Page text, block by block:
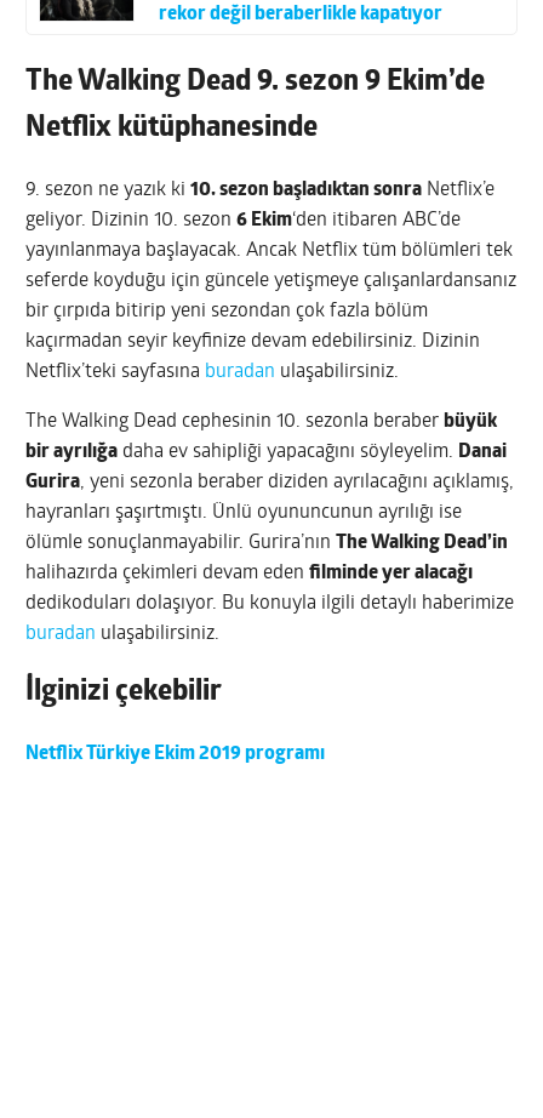
rekor değil beraberlikle kapatıyor
The Walking Dead 9. sezon 9 Ekim’de
Netflix kütüphanesinde
9. sezon ne yazık ki10. sezon başladıktan sonra Netflix’e
geliyor. Dizinin 10. sezon6 Ekim‘den itibaren ABC’de
yayınlanmaya başlayacak. Ancak Netflix tüm bölümleri tek
seferde koyduğu için güncele yetişmeye çalışanlardansanız
bir çırpıda bitirip yeni sezondan çok fazla bölüm
kaçırmadan seyir keyfinize devam edebilirsiniz. Dizinin
Netflix’teki sayfasına buradan ulaşabilirsiniz.
The Walking Dead cephesinin 10. sezonla beraber büyük
bir ayrılığa daha ev sahipliği yapacağını söyleyelim. Danai
Gurira, yeni sezonla beraber diziden ayrılacağını açıklamış,
hayranları şaşırtmıştı. Ünlü oyununcunun ayrılığı ise
ölümle sonuçlanmayabilir. Gurira’nın
The Walking Dead’in
halihazırda çekimleri devam edenfilminde yer alacağı
dedikoduları dolaşıyor. Bu konuyla ilgili detaylı haberimize
buradan ulaşabilirsiniz.
İlginizi çekebilir
Netflix Türkiye Ekim 2019 programı